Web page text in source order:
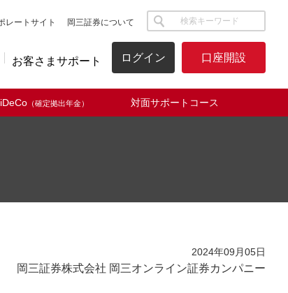
レートサイト 岡三証券について サイト内検索
お客さまサポート ログイン 口座開設
iDeCo（確定拠出年金） 対面サポートコース
2024年09月05日
岡三証券株式会社 岡三オンライン証券カンパニー